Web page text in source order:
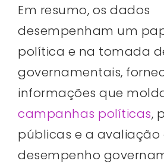
Em resumo, os dados
desempenham um
política e na tomada
governamentais,
informações que
campanhas políticas,
públicas e a avaliação
desempenho